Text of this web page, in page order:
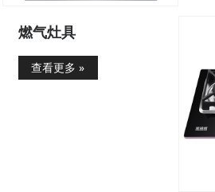
燃气灶具
查看更多 »